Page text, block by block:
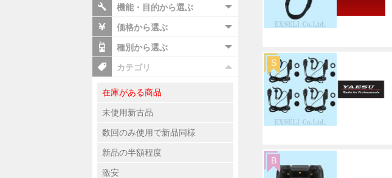
S
B
機能・目的から選ぶ
価格から選ぶ
種別から選ぶ
カテゴリ
在庫がある商品
未使用新古品
数回のみ使用で新品同様
新品の半額程度
激安